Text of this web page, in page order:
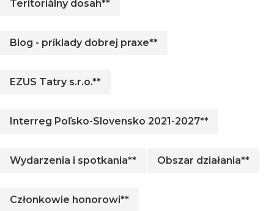
Teritoriálny dosah**
Blog - príklady dobrej praxe**
EZUS Tatry s.r.o.**
Interreg Poľsko-Slovensko 2021-2027**
Wydarzenia i spotkania** Obszar działania**
Członkowie honorowi**